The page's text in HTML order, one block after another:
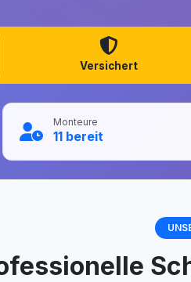
Versichert
Monteure
11 bereit